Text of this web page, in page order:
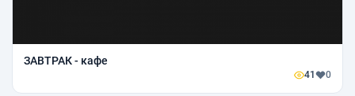
ЗАВТРАК - кафе
41 0